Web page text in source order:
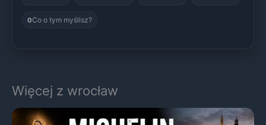
0Co o tym myślisz?
Więcej z wrocław